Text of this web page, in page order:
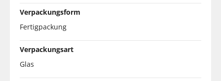
Verpackungsform
Fertigpackung
Verpackungsart
Glas